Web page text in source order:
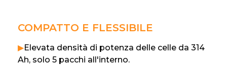
COMPATTO E FLESSIBILE
▶Elevata densità di potenza delle celle da 314
Ah, solo 5 pacchi all'interno.